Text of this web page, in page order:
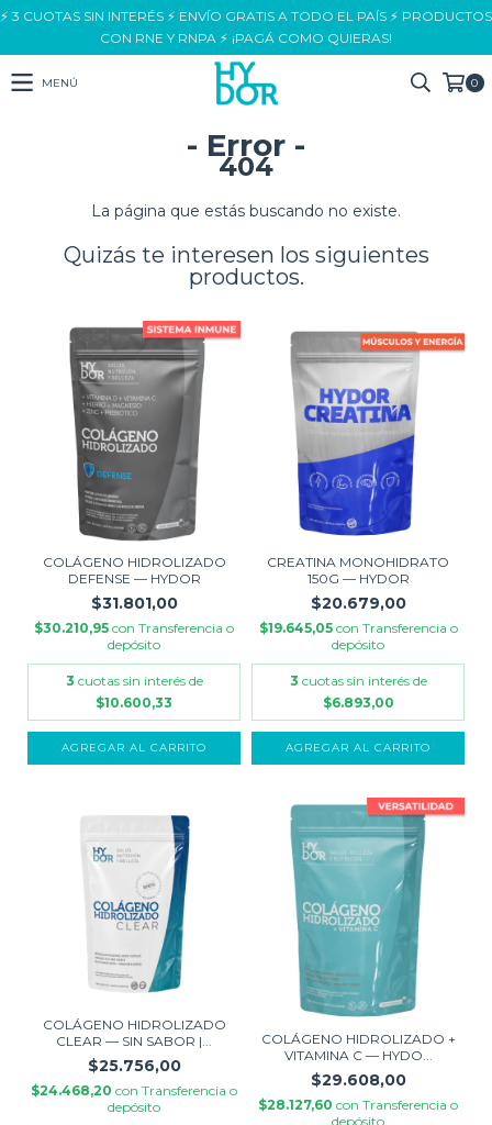
⚡ 3 CUOTAS SIN INTERÉS ⚡ ENVÍO GRATIS A TODO EL PAÍS ⚡ PRODUCTOS
CON RNE Y RNPA ⚡ ¡PAGÁ COMO QUIERAS!
MENÚ 0
- Error -
404
La página que estás buscando no existe.
Quizás te interesen los siguientes
productos.
COLÁGENO HIDROLIZADO
DEFENSE — HYDOR
$31.801,00
$30.210,95 con Transferencia o
depósito
3 cuotas sin interés de
$10.600,33
AGREGAR AL CARRITO
CREATINA MONOHIDRATO
150G — HYDOR
$20.679,00
$19.645,05 con Transferencia o
depósito
3 cuotas sin interés de
$6.893,00
AGREGAR AL CARRITO
COLÁGENO HIDROLIZADO
CLEAR — SIN SABOR |...
$25.756,00
$24.468,20 con Transferencia o
depósito
COLÁGENO HIDROLIZADO +
VITAMINA C — HYDO...
$29.608,00
$28.127,60 con Transferencia o
depósito